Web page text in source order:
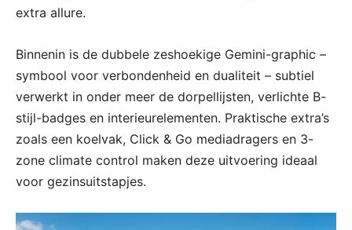
extra allure.
Binnenin is de dubbele zeshoekige Gemini-graphic –
symbool voor verbondenheid en dualiteit – subtiel
verwerkt in onder meer de dorpellijsten, verlichte B-
stijl-badges en interieurelementen. Praktische extra’s
zoals een koelvak, Click & Go mediadragers en 3-
zone climate control maken deze uitvoering ideaal
voor gezinsuitstapjes.